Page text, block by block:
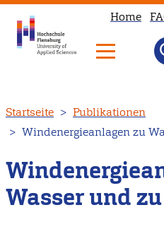
zum
Inhalt
Home
Startseite
Publikationen
Windenergieanlagen zu
Wasser und